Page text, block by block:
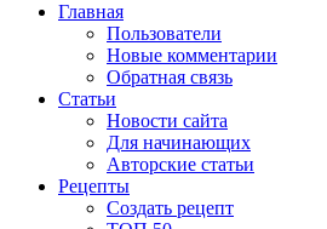
Главная
Пользователи
Новые комментарии
Обратная связь
Статьи
Новости сайта
Для начинающих
Авторские статьи
Рецепты
Создать рецепт